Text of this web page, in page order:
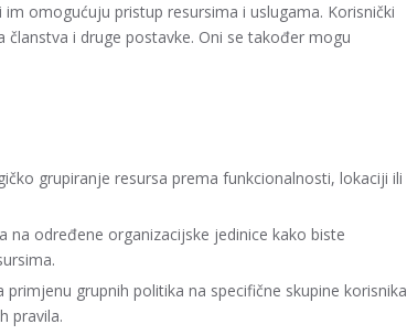
omogućuju pristup resursima i uslugama. Korisnički
i druge postavke. Oni se također mogu
grupiranje resursa prema funkcionalnosti, lokaciji ili
na određene organizacijske jedinice kako biste
grupnih politika na specifične skupine korisnika
pravila.